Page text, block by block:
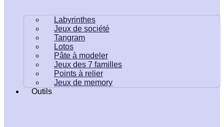
Labyrinthes
Jeux de société
Tangram
Lotos
Pâte à modeler
Jeux des 7 familles
Points à relier
Jeux de memory
Outils